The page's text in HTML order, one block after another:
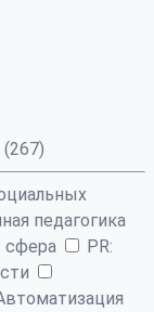
педагогика
сфера
PR: